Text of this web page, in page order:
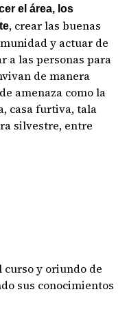
el área, los
, crear las buenas
y actuar de
a las personas para
de manera
amenaza como la
casa furtiva, tala
silvestre, entre
y oriundo de
sus conocimientos